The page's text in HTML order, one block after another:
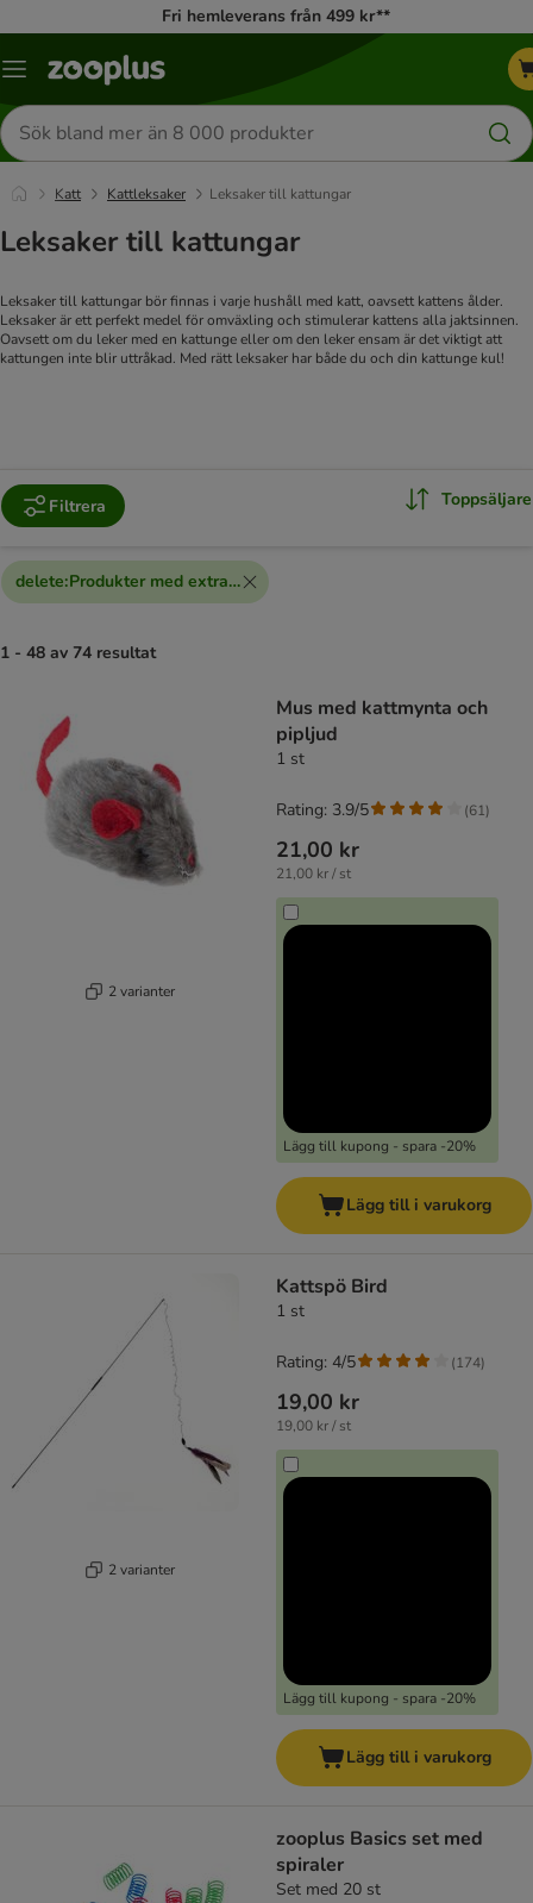
Fri hemleverans från 499 kr**
Katalogmeny
Sök
efter
produkter
Katt Kattleksaker Leksaker till kattungar
Leksaker till kattungar
Leksaker till kattungar bör finnas i varje hushåll med katt, oavsett kattens ålder.
Leksaker är ett perfekt medel för omväxling och stimulerar kattens alla jaktsinnen.
Oavsett om du leker med en kattunge eller om den leker ensam är det viktigt att
kattungen inte blir uttråkad. Med rätt leksaker har både du och din kattunge kul!
Filtrera Toppsäljare
delete:Produkter med extra rabatt
1 - 48 av 74 resultat
2 varianter
Mus med kattmynta och
pipljud
1 st
21,00 kr
21,00 kr / st
Lägg till kupong - spara -20%
Rating: 3.9/5 (61)
Lägg till i varukorg
2 varianter
Kattspö Bird
1 st
19,00 kr
19,00 kr / st
Lägg till kupong - spara -20%
Rating: 4/5 (174)
Lägg till i varukorg
zooplus Basics set med
spiraler
Set med 20 st